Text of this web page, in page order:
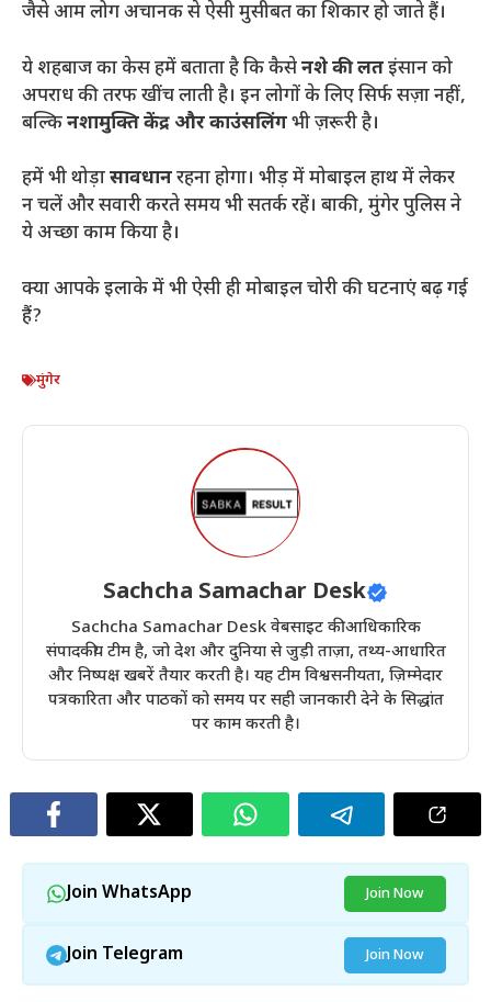
जैसे आम लोग अचानक से ऐसी मुसीबत का शिकार हो जाते हैं।
​ये शहबाज का केस हमें बताता है कि कैसेनशे की लतइंसान को
अपराध की तरफ खींच लाती है। इन लोगों के लिए सिर्फ सज़ा नहीं,
बल्किनशामुक्ति केंद्र और काउंसलिंगभी ज़रूरी है।
​हमें भी थोड़ासावधानरहना होगा। भीड़ में मोबाइल हाथ में लेकर
न चलें और सवारी करते समय भी सतर्क रहें। बाकी, मुंगेर पुलिस ने
ये अच्छा काम किया है।
​क्या आपके इलाके में भी ऐसी ही मोबाइल चोरी की घटनाएं बढ़ गई
हैं?
मुंगेर
Sachcha Samachar Desk
Sachcha Samachar Desk वेबसाइट की आधिकारिक
संपादकीय टीम है, जो देश और दुनिया से जुड़ी ताज़ा, तथ्य-आधारित
और निष्पक्ष खबरें तैयार करती है। यह टीम विश्वसनीयता, ज़िम्मेदार
पत्रकारिता और पाठकों को समय पर सही जानकारी देने के सिद्धांत
पर काम करती है।
Join WhatsApp Join Now
Join Telegram Join Now